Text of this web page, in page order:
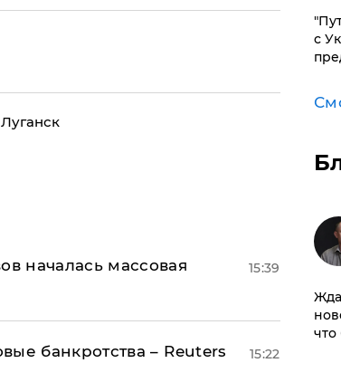
началась массовая
15:39
банкротства – Reuters 15:22
с
что